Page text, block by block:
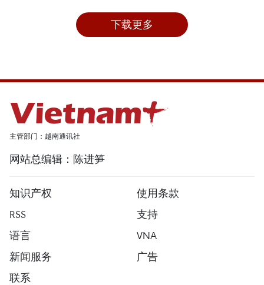
下载更多
主管部门：越南通讯社
网站总编辑：陈进笋
知识产权
使用条款
RSS
支持
语言
VNA
新闻服务
广告
联系